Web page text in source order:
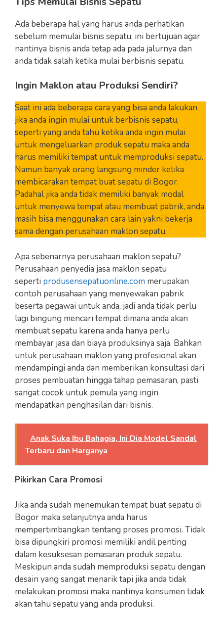
Ada beberapa hal yang harus anda perhatikan
sebelum memulai bisnis sepatu, ini bertujuan agar
nantinya bisnis anda tetap ada pada jalurnya dan
anda tidak salah ketika mulai berbisnis sepatu.
Ingin Maklon atau Produksi Sendiri?
Saat ini ada beberapa cara yang bisa anda lakukan
jika anda ingin mulai untuk berbisnis sepatu,
seperti yang anda tahu ketika anda ingin mulai
untuk mengeluarkan produk sepatu maka anda
harus memiliki tempat untuk memproduksi sepatu.
Namun banyak orang langsung minder ketika
membicarakan tempat buat sepatu di Bogor.
Padahal jika anda tidak memiliki banyak modal
untuk menyewa tempat atau membuat pabrik, anda
masih bisa menggunakan cara lain yakni bekerja
sama dengan perusahaan maklon sepatu.
Apa sebenarnya perusahaan maklon sepatu?
Perusahaan penyedia jasa maklon sepatu
seperti produsensepatuonline.com merupakan
contoh perusahaan yang menyewakan pabrik
beserta pegawai untuk anda, jadi anda tidak perlu
lagi bingung mencari tempat dimana anda akan
membuat sepatu karena anda hanya perlu
membayar jasa dan biaya produksinya saja. Bahkan
untuk perusahaan maklon yang profesional akan
mendampingi anda dan memberikan konsultasi dari
proses pembuatan hingga tahap pemasaran, pasti
sangat cocok untuk pemula yang ingin
mendapatkan penghasilan dari bisnis.
Anak Suka Ibu Bahagia, Ini Dia Model Sandal
Terbaru dan Harganya
Pikirkan Cara Promosi
Jika anda sudah menemukan tempat buat sepatu di
Bogor maka selanjutnya anda harus
mempertimbangkan tentang proses promosi. Tidak
bisa dipungkiri promosi memiliki andil penting
dalam kesuksesan pemasaran produk sepatu.
Meskipun anda sudah memproduksi sepatu dengan
desain yang sangat menarik tapi jika anda tidak
melakukan promosi maka nantinya konsumen tidak
akan tahu sepatu yang anda produksi.